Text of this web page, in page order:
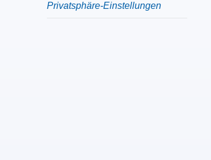
Privatsphäre-Einstellungen